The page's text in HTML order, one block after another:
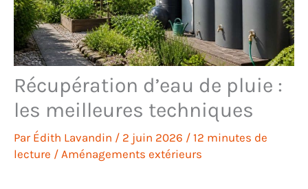
Récupération d’eau de pluie :
les meilleures techniques
Par Édith Lavandin / 2 juin 2026 / 12 minutes de
lecture / Aménagements extérieurs